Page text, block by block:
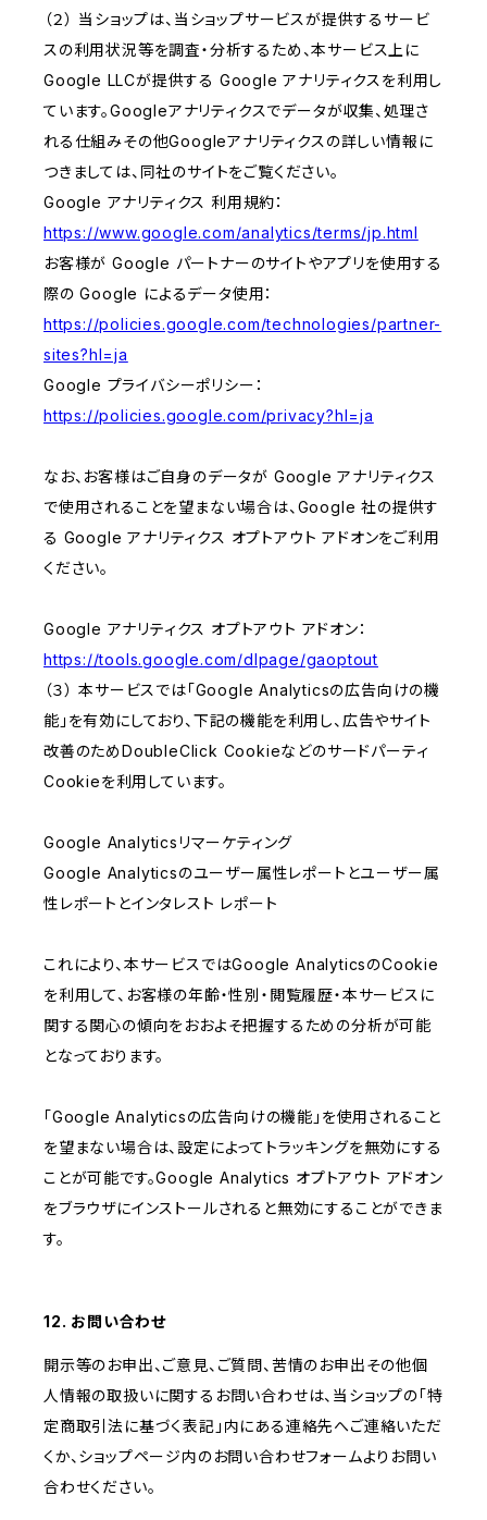
（２） 当ショップは、当ショップサービスが提供するサービ
スの利用状況等を調査・分析するため、本サービス上に
Google LLCが提供する Google アナリティクスを利用し
ています。Googleアナリティクスでデータが収集、処理さ
れる仕組みその他Googleアナリティクスの詳しい情報に
つきましては、同社のサイトをご覧ください。
Google アナリティクス 利用規約：
https://www.google.com/analytics/terms/jp.html
お客様が Google パートナーのサイトやアプリを使用する
際の Google によるデータ使用：
https://policies.google.com/technologies/partner-
sites?hl=ja
Google プライバシーポリシー：
https://policies.google.com/privacy?hl=ja
なお、お客様はご自身のデータが Google アナリティクス
で使用されることを望まない場合は、Google 社の提供す
る Google アナリティクス オプトアウト アドオンをご利用
ください。
Google アナリティクス オプトアウト アドオン：
https://tools.google.com/dlpage/gaoptout
（３） 本サービスでは「Google Analyticsの広告向けの機
能」を有効にしており、下記の機能を利用し、広告やサイト
改善のためDoubleClick Cookieなどのサードパーティ
Cookieを利用しています。
Google Analyticsリマーケティング
Google Analyticsのユーザー属性レポートとユーザー属
性レポートとインタレスト レポート
これにより、本サービスではGoogle AnalyticsのCookie
を利用して、お客様の年齢・性別・閲覧履歴・本サービスに
関する関心の傾向をおおよそ把握するための分析が可能
となっております。
「Google Analyticsの広告向けの機能」を使用されること
を望まない場合は、設定によってトラッキングを無効にする
ことが可能です。Google Analytics オプトアウト アドオン
をブラウザにインストールされると無効にすることができま
す。
12. お問い合わせ
開示等のお申出、ご意見、ご質問、苦情のお申出その他個
人情報の取扱いに関するお問い合わせは、当ショップの「特
定商取引法に基づく表記」内にある連絡先へご連絡いただ
くか、ショップページ内のお問い合わせフォームよりお問い
合わせください。